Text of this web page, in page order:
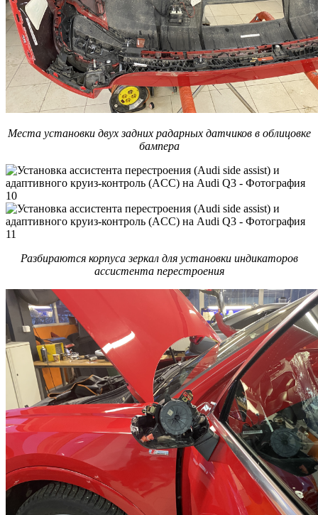
Места установки двух задних радарных датчиков в облицовке
бампера
Разбираются корпуса зеркал для установки индикаторов
ассистента перестроения